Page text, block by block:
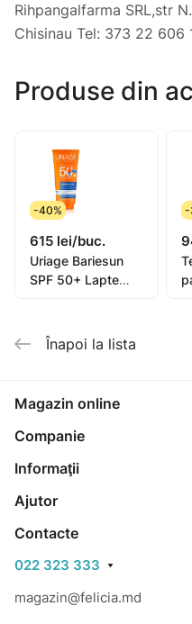
Rihpangalfarma SRL,str
Chisinau Tel: 373 22 606
Produse din
-40%
615 lei/buc.
Uriage Bariesun
SPF 50+ Lapte
-
Înapoi la lista
Magazin online
Companie
Informaţii
Ajutor
Contacte
022 323 333
magazin@felicia.md